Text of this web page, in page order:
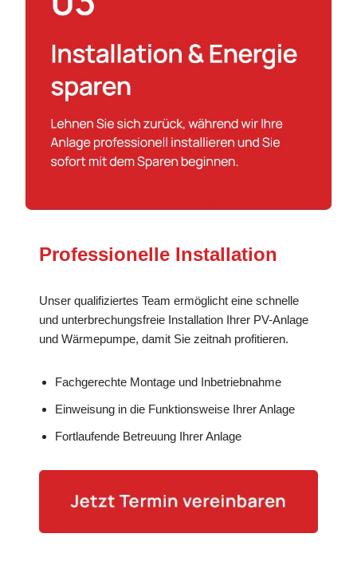
Professionelle Installation
Unser qualifiziertes Team ermöglicht eine schnelle
und unterbrechungsfreie Installation Ihrer PV-Anlage
und Wärmepumpe, damit Sie zeitnah profitieren.
Fachgerechte Montage und Inbetriebnahme
Einweisung in die Funktionsweise Ihrer Anlage
Fortlaufende Betreuung Ihrer Anlage